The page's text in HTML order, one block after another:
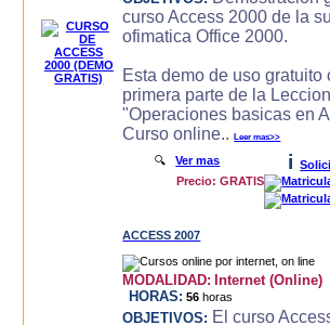
curso Access 2000 de la
ofimatica Office 2000.
Esta demo de uso gratuito
primera parte de la
"Operaciones basicas en
Curso online..Leer mas>>
🔍Ver mas i
Precio: GRATIS
ACCESS 2007
MODALIDAD: Internet (Online)
HORAS: 56 horas
OBJETIVOS: El curso